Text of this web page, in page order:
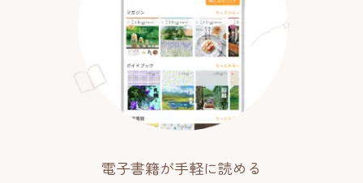
電子書籍が手軽に読める